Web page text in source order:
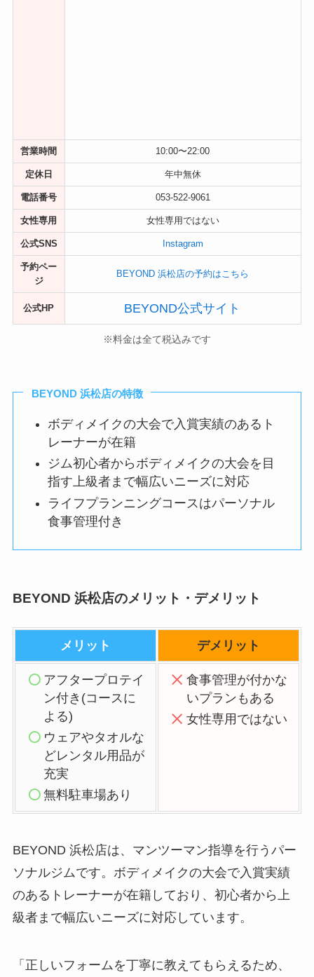
営業時間 10:00〜22:00
定休日 年中無休
電話番号 053-522-9061
女性専用 女性専用ではない
公式SNS Instagram
予約ペー
ジ
BEYOND 浜松店の予約はこちら
公式HP BEYOND公式サイト
※料金は全て税込みです
BEYOND 浜松店の特徴
ボディメイクの大会で入賞実績のあるト
レーナーが在籍
ジム初心者からボディメイクの大会を目
指す上級者まで幅広いニーズに対応
ライフプランニングコースはパーソナル
食事管理付き
BEYOND 浜松店のメリット・デメリット
メリット デメリット
アフタープロテイ
ン付き(コースに
よる)
ウェアやタオルな
どレンタル用品が
充実
無料駐車場あり
食事管理が付かな
いプランもある
女性専用ではない
BEYOND 浜松店は、マンツーマン指導を行うパー
ソナルジムです。ボディメイクの大会で入賞実績
のあるトレーナーが在籍しており、初心者から上
級者まで幅広いニーズに対応しています。
「正しいフォームを丁寧に教えてもらえるため、